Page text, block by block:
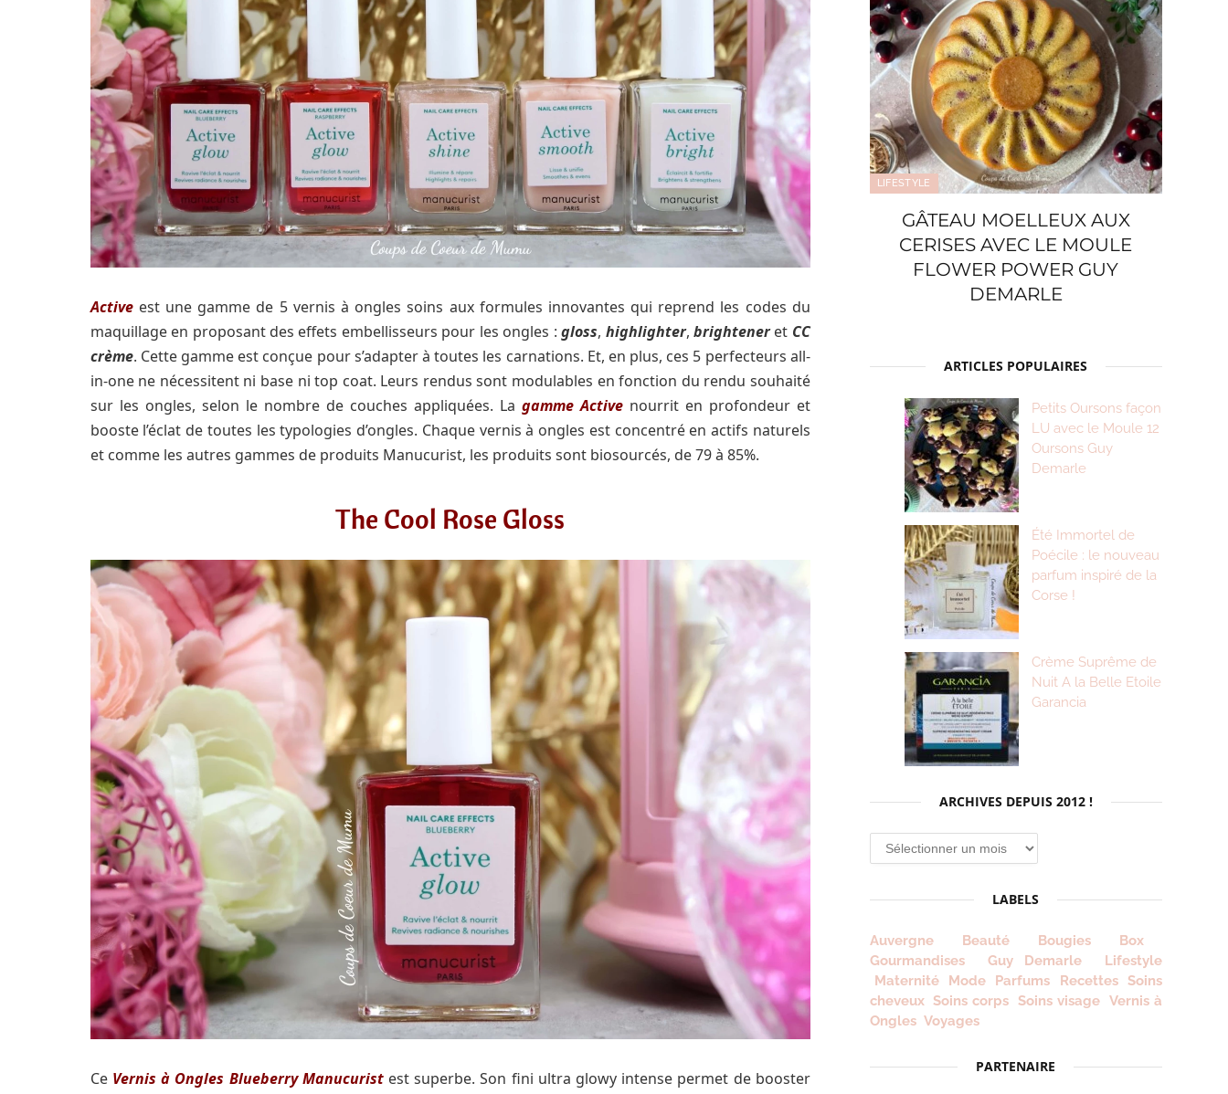
Activeest une gamme de 5 vernis à ongles soins aux formules innovantes qui reprend les codes du
maquillage en proposant des effets embellisseurs pour les ongles :gloss, highlighter, brighteneret CC
crème. Cette gamme est conçue pour s’adapter à toutes les carnations. Et, en plus, ces 5 perfecteurs all-
in-one ne nécessitent ni base ni top coat. Leurs rendus sont modulables en fonction du rendu souhaité
sur les ongles, selon le nombre de couches appliquées. La gamme Activenourrit en profondeur et
booste l’éclat de toutes les typologies d’ongles. Chaque vernis à ongles est concentré en actifs naturels
et comme les autres gammes de produits Manucurist, les produits sont biosourcés, de 79 à 85%.
The Cool Rose Gloss
Ce Vernis à Ongles Blueberry Manucuristest superbe. Son fini ultra glowy intense permet de booster
LIFESTYLE
GÂTEAU MOELLEUX AUX
CERISES AVEC LE MOULE
FLOWER POWER GUY
DEMARLE
ARTICLES POPULAIRES
Petits Oursons façon
LU avec le Moule 12
Oursons Guy
Demarle
Été Immortel de
Poécile : le nouveau
parfum inspiré de la
Corse !
Crème Suprême de
Nuit A la Belle Etoile
Garancia
ARCHIVES DEPUIS 2012 !
Archives
depuis
!
LABELS
Auvergne Beauté Bougies
Box
Gourmandises
Guy Demarle
Lifestyle
Maternité
Mode Parfums Recettes Soins
cheveux Soins corps Soins visage Vernis à
Ongles Voyages
PARTENAIRE